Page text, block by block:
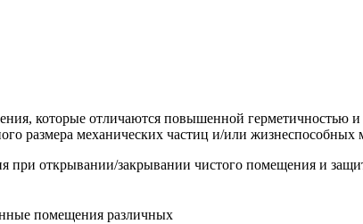
которые отличаются повышенной герметичностью
размера механических частиц и/или
открывании/закрывании чистого помещения и
помещения различных